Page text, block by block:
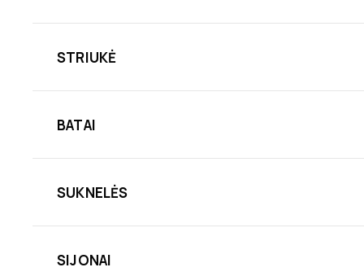
STRIUKĖ
BATAI
SUKNELĖS
SIJONAI